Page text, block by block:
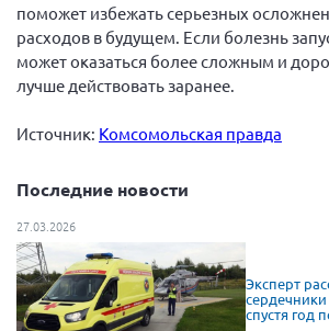
поможет избежать серьезных
расходов в будущем. Если болезнь
может оказаться более сложным и
лучше действовать заранее.
Источник: Комсомольская правда
Последние новости
27.03.2026
Эксперт
спустя год